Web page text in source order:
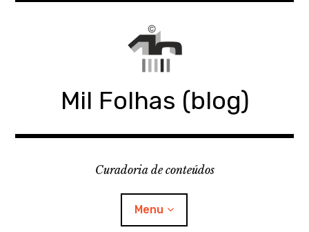
Mil Folhas (blog)
Curadoria de conteúdos
Menu